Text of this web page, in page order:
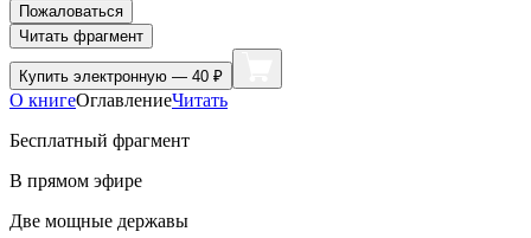
Пожаловаться
Читать фрагмент
Купить электронную — 40 ₽
О книгеОглавлениеЧитать
Бесплатный фрагмент
В прямом эфире
Две мощные державы